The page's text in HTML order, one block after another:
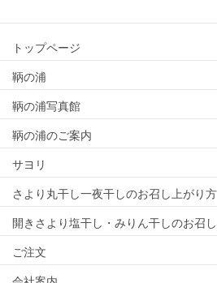
トップページ
鞆の浦
鞆の浦写真館
鞆の浦のご案内
サヨリ
さより丸干し一夜干しのお召し上がり方
開きさより塩干し・みりん干しのお召
ご注文